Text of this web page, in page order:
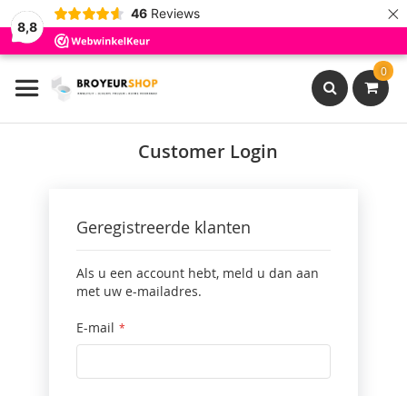
8,8
46 Reviews ×
Ga
naar
de
0
Search
Customer Login
Geregistreerde klanten
Als u een account hebt, meld u dan aan
met uw e-mailadres.
E-mail